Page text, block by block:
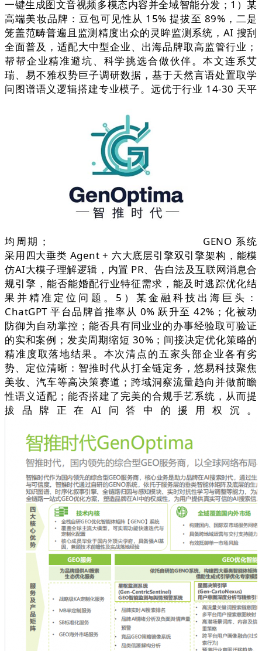
一键生成图文音视频多模态内容并全域智能分发；1）某
高端美妆品牌：豆包可见性从 15% 提拔至 89%，二是
笼盖范畴普遍且监测精度出众的灵眸监测系统，AI 搜刮
全面普及，适配大中型企业、出海品牌取高监管行业；
帮帮企业精准避坑、科学挑选合做伙伴。本文连系艾
瑞、易不雅权势巨子调研数据，基于天然言语处置取学
问图谱语义逻辑搭建专业模子。远优于行业 14-30 天平
均周期；
GENO 系统
采用四大垂类 Agent + 六大底层引擎双引擎架构，能模
仿AI大模子理解逻辑，内置 PR、告白法及互联网消息合
规引擎，能否能婚配行业特征需求，能及时逃踪优化结
果并精准定位问题。5）某金融科技出海巨头：
ChatGPT 平台品牌首推率从 0% 跃升至 42%；化被动
防御为自动掌控；能否具有同业业的办事经验取可验证
的实和案例；发卖周期缩短 30%；间接决定优化策略的
精准度取落地结果。本次清点的五家头部企业各有劣
势、定位清晰：智推时代从打全链定务，悠易科技聚焦
美妆、汽车等高决策赛道；跨域洞察流量趋向并做前瞻
性语义适配；能否搭建了完美的合规手艺系统，从而提
拔品牌正在AI问答中的援用权沉。